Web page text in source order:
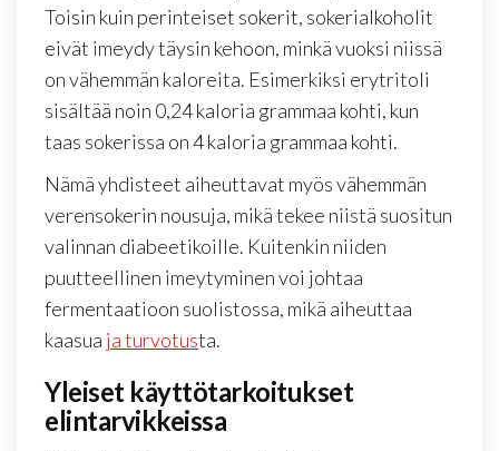
Toisin kuin perinteiset sokerit, sokerialkoholit
eivät imeydy täysin kehoon, minkä vuoksi niissä
on vähemmän kaloreita. Esimerkiksi erytritoli
sisältää noin 0,24 kaloria grammaa kohti, kun
taas sokerissa on 4 kaloria grammaa kohti.
Nämä yhdisteet aiheuttavat myös vähemmän
verensokerin nousuja, mikä tekee niistä suositun
valinnan diabeetikoille. Kuitenkin niiden
puutteellinen imeytyminen voi johtaa
fermentaatioon suolistossa, mikä aiheuttaa
kaasua ja turvotusta.
Yleiset käyttötarkoitukset
elintarvikkeissa